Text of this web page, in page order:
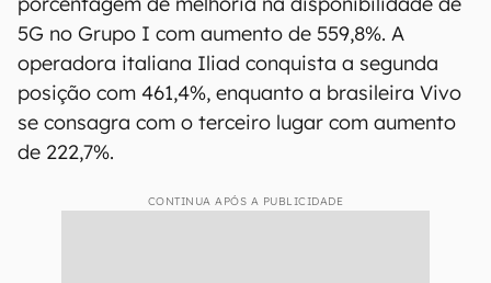
5G no Grupo I com aumento de 559,8%. A
operadora italiana Iliad conquista a segunda
posição com 461,4%, enquanto a brasileira Vivo
se consagra com o terceiro lugar com aumento
de 222,7%.
CONTINUA APÓS A PUBLICIDADE